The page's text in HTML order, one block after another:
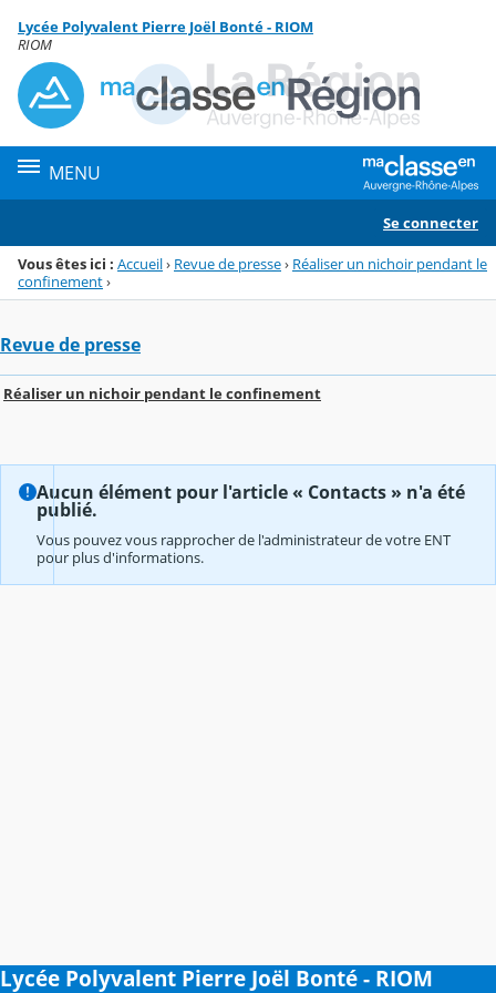
Menu de la rubrique
Contenu
Lycée Polyvalent Pierre Joël Bonté - RIOM
RIOM
MENU
Se connecter
Vous êtes ici : Accueil› Revue de presse› Réaliser un nichoir pendant le
confinement›
Revue de presse
Réaliser un nichoir pendant le confinement
Aucun élément pour l'article « Contacts » n'a été
publié.
Vous pouvez vous rapprocher de l'administrateur de votre ENT
pour plus d'informations.
Lycée Polyvalent Pierre Joël Bonté - RIOM